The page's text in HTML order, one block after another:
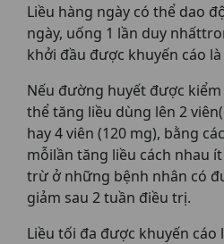
Liều hàng ngày có thể dao
ngày, uống 1 lần duy
khởi đầu được khuyến cáo
Nếu đường huyết được
thể tăng liều dùng lên 2
hay 4 viên (120 mg), bằng
mỗilần tăng liều cách nhau
trừ ở những bệnh nhân có
giảm sau 2 tuần điều trị.
Liều tối đa được khuyến cáo